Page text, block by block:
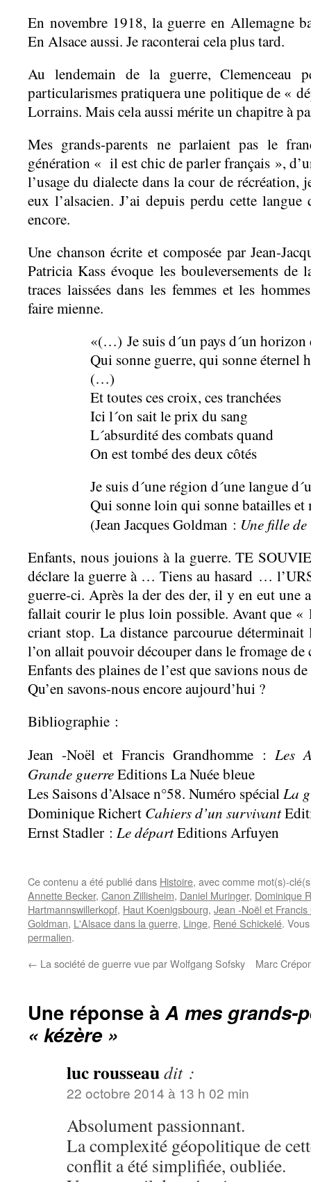
En novembre 1918, la guerre en Allemagne
En Alsace aussi. Je raconterai cela plus tard.
Au lendemain de la guerre, Clemenceau
particularismes pratiquera une politique de «
Lorrains. Mais cela aussi mérite un chapitre à
Mes grands-parents ne parlaient pas le
génération « il est chic de parler français »,
l’usage du dialecte dans la cour de récréation,
eux l’alsacien. J’ai depuis perdu cette
encore.
Une chanson écrite et composée par Jean-
Patricia Kass évoque les bouleversements
traces laissées dans les femmes et les
faire mienne.
«(…) Je suis d´un pays d´un horizon
Qui sonne guerre, qui sonne éternel
(…)
Et toutes ces croix, ces tranchées
Ici l´on sait le prix du sang
L´absurdité des combats quand
On est tombé des deux côtés
Je suis d´une région d´une langue
Qui sonne loin qui sonne batailles et
(Jean Jacques Goldman : Une fille de
Enfants, nous jouions à la guerre. TE
déclare la guerre à … Tiens au hasard …
guerre-ci. Après la der des der, il y en eut une
fallait courir le plus loin possible. Avant que «
criant stop. La distance parcourue
l’on allait pouvoir découper dans le fromage de
Enfants des plaines de l’est que savions nous
Qu’en savons-nous encore aujourd’hui ?
Bibliographie :
Jean -Noël et Francis Grandhomme : Les
Grande guerreEditions La Nuée bleue
Les Saisons d’Alsace n°58. Numéro spécialLa
Dominique Richert Cahiers d’un survivant
Ernst Stadler : Le départEditions Arfuyen
Ce contenu a été publié dans Histoire, avec comme mot(s)-
Annette Becker, Canon Zillisheim, Daniel Muringer, Dominique
Hartmannswillerkopf, Haut Koenigsbourg, Jean -Noël et
Goldman, L'Alsace dans la guerre, Linge, René Schickelé.
permalien.
← La société de guerre vue par Wolfgang Sofsky Marc
Une réponse à A mes grands-
« kézère »
luc rousseaudit :
22 octobre 2014 à 13 h 02 min
Absolument passionnant.
La complexité géopolitique de
conflit a été simplifiée, oubliée.